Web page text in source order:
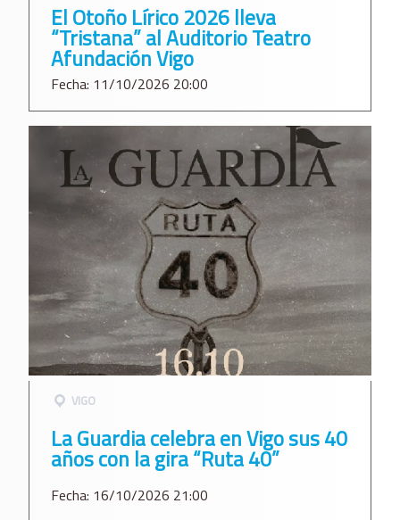
El Otoño Lírico 2026 lleva
“Tristana” al Auditorio Teatro
Afundación Vigo
Fecha: 11/10/2026 20:00
VIGO
La Guardia celebra en Vigo sus 40
años con la gira “Ruta 40”
Fecha: 16/10/2026 21:00